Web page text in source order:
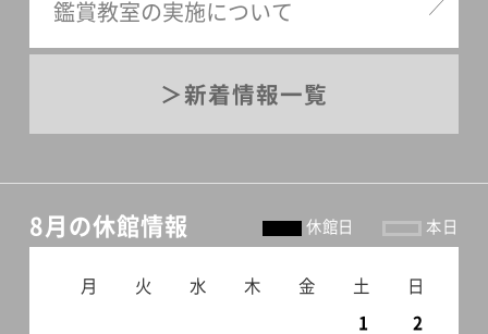
鑑賞教室の実施について
新着情報一覧
8月の休館情報 休館日 本日
月 火 水 木 金 土 日
1
2